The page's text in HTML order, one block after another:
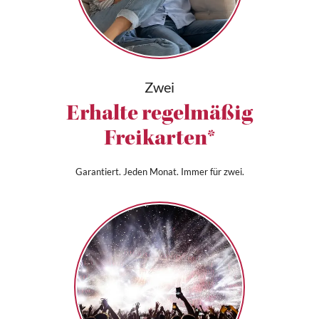
Zwei
Erhalte regelmäßig
Freikarten*
Garantiert. Jeden Monat. Immer für zwei.